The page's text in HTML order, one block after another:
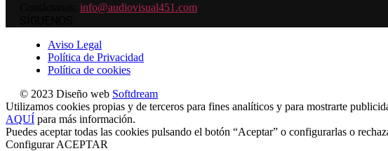
info@audiovisual451.com
Aviso Legal
Política de Privacidad
Política de cookies
© 2023 Diseño web Softdream
Utilizamos cookies propias y de terceros para fines analíticos y para mostrarte
AQUÍ para más información.
Puedes aceptar todas las cookies pulsando el botón “Aceptar” o configurarlas o
Configurar ACEPTAR